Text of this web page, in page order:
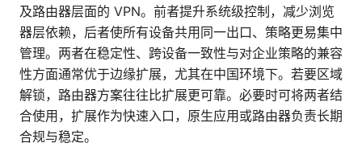
及路由器层面的 VPN。前者提升系统级控制，减少浏览
器层依赖，后者使所有设备共用同一出口、策略更易集中
管理。两者在稳定性、跨设备一致性与对企业策略的兼容
性方面通常优于边缘扩展，尤其在中国环境下。若要区域
解锁，路由器方案往往比扩展更可靠。必要时可将两者结
合使用，扩展作为快速入口，原生应用或路由器负责长期
合规与稳定。